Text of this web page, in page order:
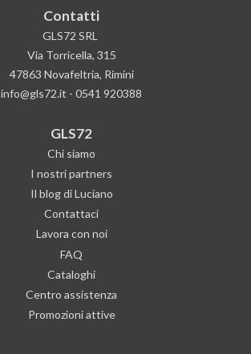
Contatti
GLS72 SRL
Via Torricella, 315
47863 Novafeltria, Rimini
info@gls72.it - 0541 920388
GLS72
Chi siamo
I nostri partners
Il blog di Luciano
Contattaci
Lavora con noi
FAQ
Cataloghi
Centro assistenza
Promozioni attive